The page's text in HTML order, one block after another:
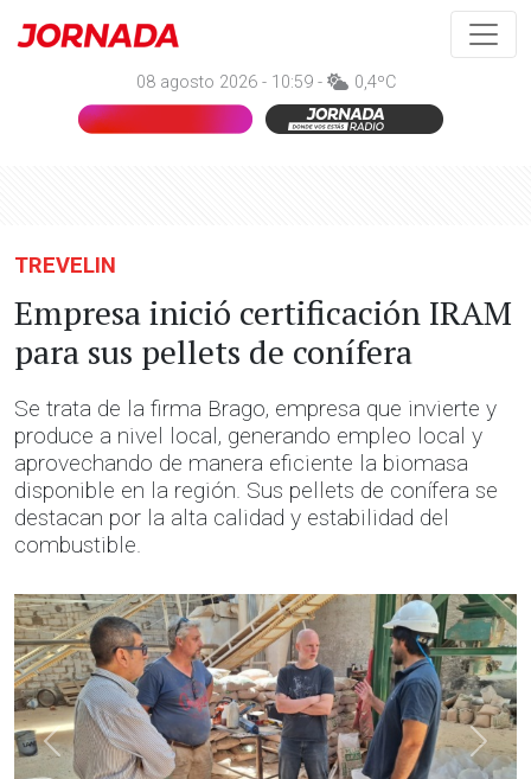
08 agosto 2026 - 10:59 - 0,4ºC
TREVELIN
Empresa inició certificación IRAM
para sus pellets de conífera
Se trata de la firma Brago, empresa que invierte y
produce a nivel local, generando empleo local y
aprovechando de manera eficiente la biomasa
disponible en la región. Sus pellets de conífera se
destacan por la alta calidad y estabilidad del
combustible.
Anterior